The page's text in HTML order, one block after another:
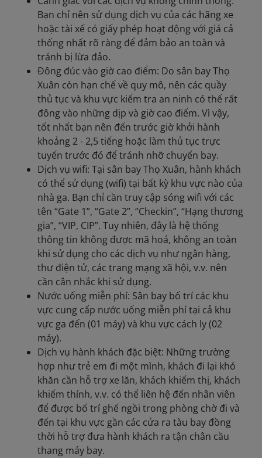
Bạn chỉ nên sử dụng dịch vụ của các hãng xe
hoặc tài xế có giấy phép hoạt động với giá cả
thống nhất rõ ràng để đảm bảo an toàn và
tránh bị lừa đảo.
Đông đúc vào giờ cao điểm: Do sân bay Thọ
Xuân còn hạn chế về quy mô, nên các quầy
thủ tục và khu vực kiểm tra an ninh có thể rất
đông vào những dịp và giờ cao điểm. Vì vậy,
tốt nhất bạn nên đến trước giờ khởi hành
khoảng 2 - 2,5 tiếng hoặc làm thủ tục trực
tuyến trước đó để tránh nhỡ chuyến bay.
Dịch vụ wifi: Tại sân bay Thọ Xuân, hành khách
có thể sử dụng (wifi) tại bất kỳ khu vực nào của
nhà ga. Bạn chỉ cần truy cập sóng wifi với các
tên “Gate 1”, “Gate 2”, “Checkin”, “Hạng thương
gia”, “VIP, CIP”. Tuy nhiên, đây là hệ thống
thông tin không được mã hoá, không an toàn
khi sử dụng cho các dịch vụ như ngân hàng,
thư điện tử, các trang mạng xã hội, v.v. nên
cần cân nhắc khi sử dụng.
Nước uống miễn phí: Sân bay bố trí các khu
vực cung cấp nước uống miễn phí tại cả khu
vực ga đến (01 máy) và khu vực cách ly (02
máy).
Dịch vụ hành khách đặc biệt: Những trường
hợp như trẻ em đi một mình, khách đi lại khó
khăn cần hỗ trợ xe lăn, khách khiếm thị, khách
khiếm thính, v.v. có thể liên hệ đến nhân viên
để được bố trí ghế ngồi trong phòng chờ đi và
đến tại khu vực gần các cửa ra tàu bay đồng
thời hỗ trợ đưa hành khách ra tận chân cầu
thang máy bay.